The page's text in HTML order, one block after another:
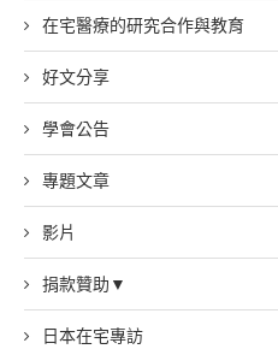
在宅醫療的研究合作與教育
好文分享
學會公告
專題文章
影片
捐款贊助▼
日本在宅專訪